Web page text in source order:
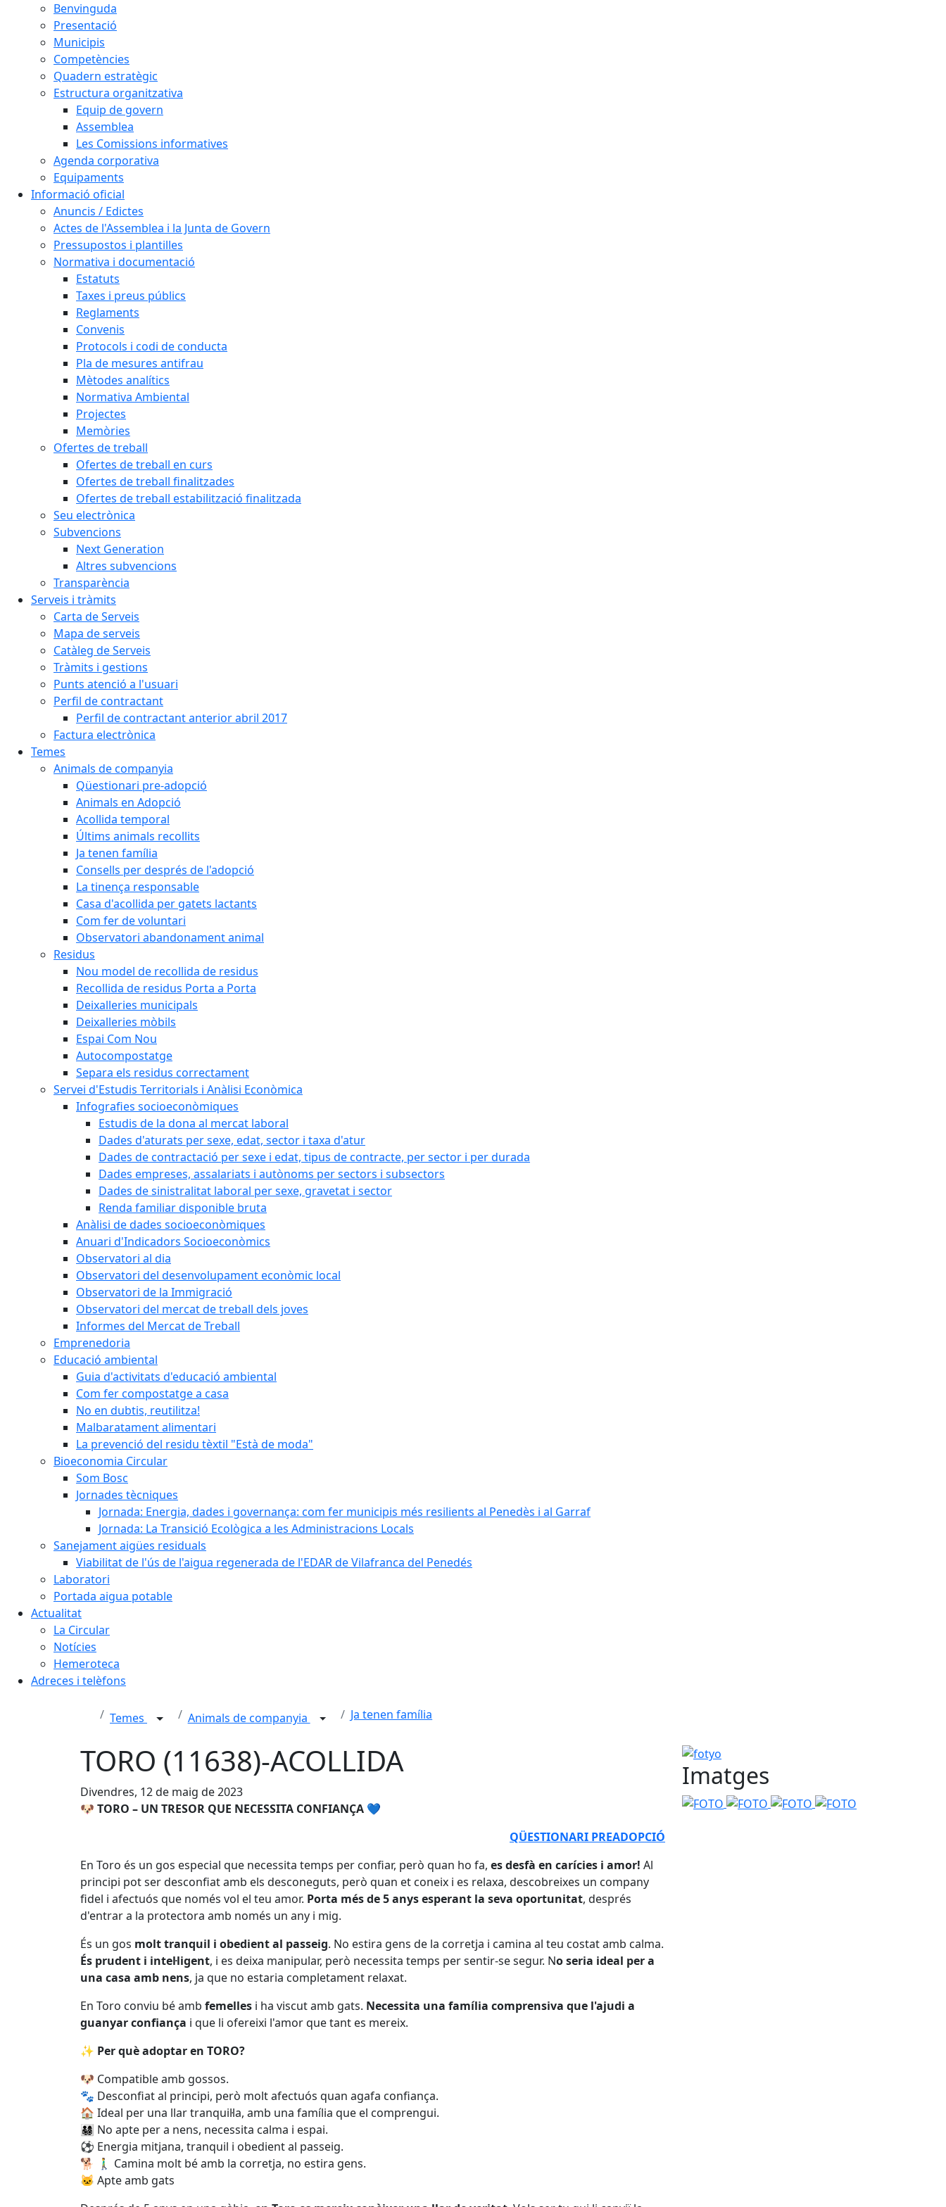
Benvinguda
Presentació
Municipis
Competències
Quadern estratègic
Estructura organitzativa
Equip de govern
Assemblea
Les Comissions informatives
Agenda corporativa
Equipaments
Informació oficial
Anuncis / Edictes
Actes de l'Assemblea i la Junta de Govern
Pressupostos i plantilles
Normativa i documentació
Estatuts
Taxes i preus públics
Reglaments
Convenis
Protocols i codi de conducta
Pla de mesures antifrau
Mètodes analítics
Normativa Ambiental
Projectes
Memòries
Ofertes de treball
Ofertes de treball en curs
Ofertes de treball finalitzades
Ofertes de treball estabilització finalitzada
Seu electrònica
Subvencions
Next Generation
Altres subvencions
Transparència
Serveis i tràmits
Carta de Serveis
Mapa de serveis
Catàleg de Serveis
Tràmits i gestions
Punts atenció a l'usuari
Perfil de contractant
Perfil de contractant anterior abril 2017
Factura electrònica
Temes
Animals de companyia
Qüestionari pre-adopció
Animals en Adopció
Acollida temporal
Últims animals recollits
Ja tenen família
Consells per després de l'adopció
La tinença responsable
Casa d'acollida per gatets lactants
Com fer de voluntari
Observatori abandonament animal
Residus
Nou model de recollida de residus
Recollida de residus Porta a Porta
Deixalleries municipals
Deixalleries mòbils
Espai Com Nou
Autocompostatge
Separa els residus correctament
Servei d'Estudis Territorials i Anàlisi Econòmica
Infografies socioeconòmiques
Estudis de la dona al mercat laboral
Dades d'aturats per sexe, edat, sector i taxa d'atur
Dades de contractació per sexe i edat, tipus de contracte, per sector i per durada
Dades empreses, assalariats i autònoms per sectors i subsectors
Dades de sinistralitat laboral per sexe, gravetat i sector
Renda familiar disponible bruta
Anàlisi de dades socioeconòmiques
Anuari d'Indicadors Socioeconòmics
Observatori al dia
Observatori del desenvolupament econòmic local
Observatori de la Immigració
Observatori del mercat de treball dels joves
Informes del Mercat de Treball
Emprenedoria
Educació ambiental
Guia d'activitats d'educació ambiental
Com fer compostatge a casa
No en dubtis, reutilitza!
Malbaratament alimentari
La prevenció del residu tèxtil "Està de moda"
Bioeconomia Circular
Som Bosc
Jornades tècniques
Jornada: Energia, dades i governança: com fer municipis més resilients al Penedès i al Garraf
Jornada: La Transició Ecològica a les Administracions Locals
Sanejament aigües residuals
Viabilitat de l'ús de l'aigua regenerada de l'EDAR de Vilafranca del Penedés
Laboratori
Portada aigua potable
Actualitat
La Circular
Notícies
Hemeroteca
Adreces i telèfons
Temes Animals de companyia Ja tenen família
TORO (11638)-ACOLLIDA
Divendres, 12 de maig de 2023
🐶 TORO – UN TRESOR QUE NECESSITA CONFIANÇA 💙
QÜESTIONARI PREADOPCIÓ
En Toro és un gos especial que necessita temps per confiar, però quan ho fa, es desfà en carícies i amor! Al
principi pot ser desconfiat amb els desconeguts, però quan et coneix i es relaxa, descobreixes un company
fidel i afectuós que només vol el teu amor. Porta més de 5 anys esperant la seva oportunitat, després
d'entrar a la protectora amb només un any i mig.
És un gos molt tranquil i obedient al passeig. No estira gens de la corretja i camina al teu costat amb calma.
És prudent i intel·ligent, i es deixa manipular, però necessita temps per sentir-se segur. No seria ideal per a
una casa amb nens, ja que no estaria completament relaxat.
En Toro conviu bé amb femelles i ha viscut amb gats. Necessita una família comprensiva que l'ajudi a
guanyar confiança i que li ofereixi l'amor que tant es mereix.
✨ Per què adoptar en TORO?
🐶 Compatible amb gossos.
🐾 Desconfiat al principi, però molt afectuós quan agafa confiança.
🏠 Ideal per una llar tranquil·la, amb una família que el comprengui.
👨‍👩‍👧‍👦 No apte per a nens, necessita calma i espai.
⚽ Energia mitjana, tranquil i obedient al passeig.
🐕 🚶‍♂️ Camina molt bé amb la corretja, no estira gens.
🐱 Apte amb gats
fotyo
Imatges
FOTO FOTO FOTO FOTO